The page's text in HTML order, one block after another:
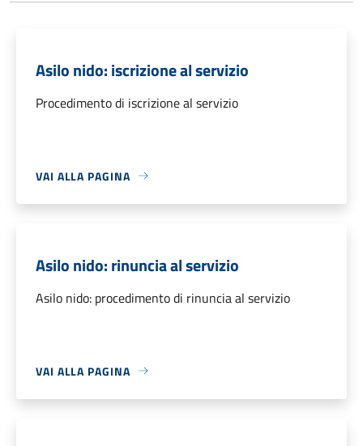
Asilo nido: iscrizione al servizio
Procedimento di iscrizione al servizio
VAI ALLA PAGINA
Asilo nido: rinuncia al servizio
Asilo nido: procedimento di rinuncia al servizio
VAI ALLA PAGINA